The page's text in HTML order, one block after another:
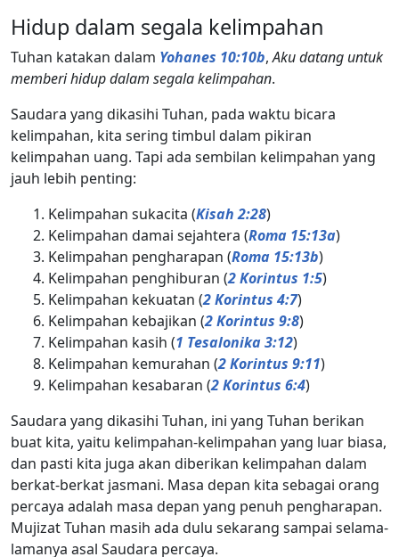
Hidup dalam segala kelimpahan
Tuhan katakan dalam Yohanes 10:10b,Aku datang untuk
memberi hidup dalam segala kelimpahan.
Saudara yang dikasihi Tuhan, pada waktu bicara
kelimpahan, kita sering timbul dalam pikiran
kelimpahan uang. Tapi ada sembilan kelimpahan yang
jauh lebih penting:
Kelimpahan sukacita (Kisah 2:28)
Kelimpahan damai sejahtera (Roma 15:13a)
Kelimpahan pengharapan (Roma 15:13b)
Kelimpahan penghiburan (2 Korintus 1:5)
Kelimpahan kekuatan (2 Korintus 4:7)
Kelimpahan kebajikan (2 Korintus 9:8)
Kelimpahan kasih (1 Tesalonika 3:12)
Kelimpahan kemurahan (2 Korintus 9:11)
Kelimpahan kesabaran (2 Korintus 6:4)
Saudara yang dikasihi Tuhan, ini yang Tuhan berikan
buat kita, yaitu kelimpahan-kelimpahan yang luar biasa,
dan pasti kita juga akan diberikan kelimpahan dalam
berkat-berkat jasmani. Masa depan kita sebagai orang
percaya adalah masa depan yang penuh pengharapan.
Mujizat Tuhan masih ada dulu sekarang sampai selama-
lamanya asal Saudara percaya.